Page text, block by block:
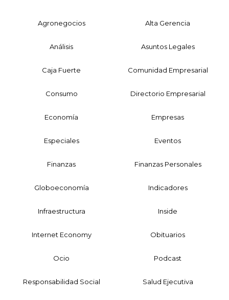
Agronegocios Alta Gerencia
Análisis Asuntos Legales
Caja Fuerte Comunidad Empresarial
Consumo Directorio Empresarial
Economía Empresas
Especiales Eventos
Finanzas Finanzas Personales
Globoeconomía Indicadores
Infraestructura Inside
Internet Economy Obituarios
Ocio Podcast
Responsabilidad Social Salud Ejecutiva